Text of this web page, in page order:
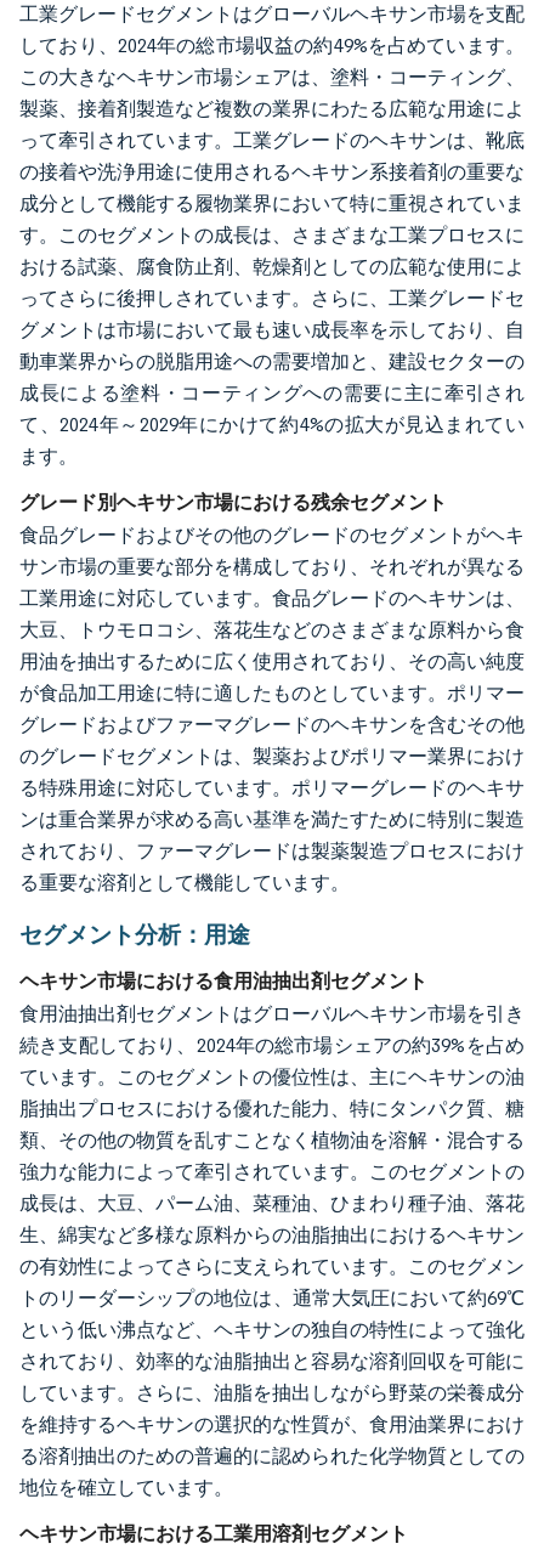
工業グレードセグメントはグローバルヘキサン市場を支配
しており、2024年の総市場収益の約49%を占めています。
この大きなヘキサン市場シェアは、塗料・コーティング、
製薬、接着剤製造など複数の業界にわたる広範な用途によ
って牽引されています。工業グレードのヘキサンは、靴底
の接着や洗浄用途に使用されるヘキサン系接着剤の重要な
成分として機能する履物業界において特に重視されていま
す。このセグメントの成長は、さまざまな工業プロセスに
おける試薬、腐食防止剤、乾燥剤としての広範な使用によ
ってさらに後押しされています。さらに、工業グレードセ
グメントは市場において最も速い成長率を示しており、自
動車業界からの脱脂用途への需要増加と、建設セクターの
成長による塗料・コーティングへの需要に主に牽引され
て、2024年～2029年にかけて約4%の拡大が見込まれてい
ます。
グレード別ヘキサン市場における残余セグメント
食品グレードおよびその他のグレードのセグメントがヘキ
サン市場の重要な部分を構成しており、それぞれが異なる
工業用途に対応しています。食品グレードのヘキサンは、
大豆、トウモロコシ、落花生などのさまざまな原料から食
用油を抽出するために広く使用されており、その高い純度
が食品加工用途に特に適したものとしています。ポリマー
グレードおよびファーマグレードのヘキサンを含むその他
のグレードセグメントは、製薬およびポリマー業界におけ
る特殊用途に対応しています。ポリマーグレードのヘキサ
ンは重合業界が求める高い基準を満たすために特別に製造
されており、ファーマグレードは製薬製造プロセスにおけ
る重要な溶剤として機能しています。
セグメント分析：用途
ヘキサン市場における食用油抽出剤セグメント
食用油抽出剤セグメントはグローバルヘキサン市場を引き
続き支配しており、2024年の総市場シェアの約39%を占め
ています。このセグメントの優位性は、主にヘキサンの油
脂抽出プロセスにおける優れた能力、特にタンパク質、糖
類、その他の物質を乱すことなく植物油を溶解・混合する
強力な能力によって牽引されています。このセグメントの
成長は、大豆、パーム油、菜種油、ひまわり種子油、落花
生、綿実など多様な原料からの油脂抽出におけるヘキサン
の有効性によってさらに支えられています。このセグメン
トのリーダーシップの地位は、通常大気圧において約69℃
という低い沸点など、ヘキサンの独自の特性によって強化
されており、効率的な油脂抽出と容易な溶剤回収を可能に
しています。さらに、油脂を抽出しながら野菜の栄養成分
を維持するヘキサンの選択的な性質が、食用油業界におけ
る溶剤抽出のための普遍的に認められた化学物質としての
地位を確立しています。
ヘキサン市場における工業用溶剤セグメント